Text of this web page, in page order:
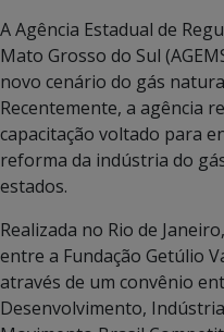
A Agência Estadual de
Mato Grosso do Sul
novo cenário do gás
Recentemente, a agência
capacitação voltado para
reforma da indústria do
estados.
Realizada no Rio de
entre a Fundação Getúlio
através de um convênio
Desenvolvimento,